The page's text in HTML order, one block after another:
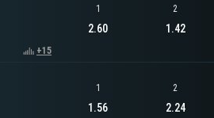
+15
1
2.60
2
1.42
1
1.56
2
2.24